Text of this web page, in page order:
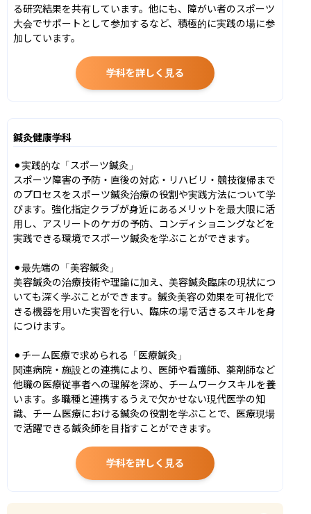
る研究結果を共有しています。他にも、障がい者のスポーツ
大会でサポートとして参加するなど、積極的に実践の場に参
加しています。
学科を詳しく見る
鍼灸健康学科
⚫︎実践的な「スポーツ鍼灸」
スポーツ障害の予防・直後の対応・リハビリ・競技復帰まで
のプロセスをスポーツ鍼灸治療の役割や実践方法について学
びます。強化指定クラブが身近にあるメリットを最大限に活
用し、アスリートのケガの予防、コンディショニングなどを
実践できる環境でスポーツ鍼灸を学ぶことができます。
⚫︎最先端の「美容鍼灸」
美容鍼灸の治療技術や理論に加え、美容鍼灸臨床の現状につ
いても深く学ぶことができます。鍼灸美容の効果を可視化で
きる機器を用いた実習を行い、臨床の場で活きるスキルを身
につけます。
⚫︎チーム医療で求められる「医療鍼灸」
関連病院・施設との連携により、医師や看護師、薬剤師など
他職の医療従事者への理解を深め、チームワークスキルを養
います。多職種と連携するうえで欠かせない現代医学の知
識、チーム医療における鍼灸の役割を学ぶことで、医療現場
で活躍できる鍼灸師を目指すことができます。
学科を詳しく見る